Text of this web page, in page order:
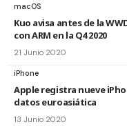
macOS
Kuo avisa antes de la
con ARM en la Q4 2020
21 Junio 2020
iPhone
Apple registra nueve
datos euroasiática
13 Junio 2020